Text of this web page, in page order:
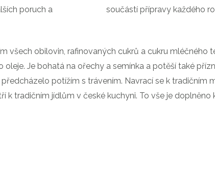
poruch a
součástí přípravy každého
všech obilovin, rafinovaných cukrů a cukru mléčného
Je bohatá na ořechy a semínka a potěší také
potížím s trávením. Navrací se k tradičním
k tradičním jídlům v české kuchyni. To vše je doplněno